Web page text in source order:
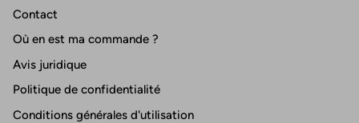
Contact
Où en est ma commande ?
Avis juridique
Politique de confidentialité
Conditions générales d'utilisation